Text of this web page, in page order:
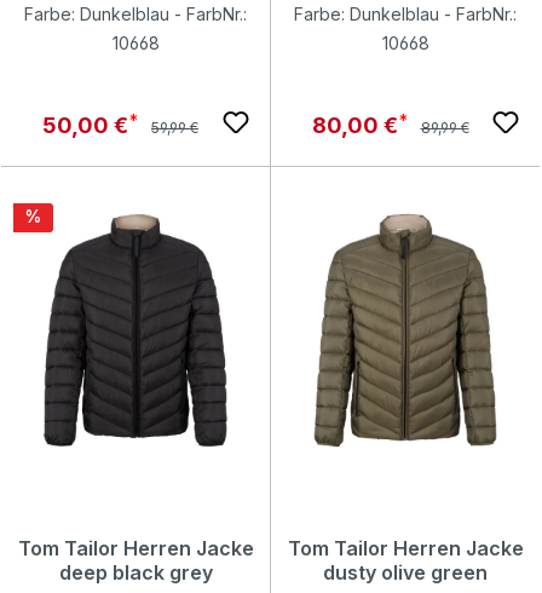
Farbe: Dunkelblau - FarbNr.:
10668
Verkaufspreis:
50,00 € Regulärer Preis:
59,99 €
Farbe: Dunkelblau - FarbNr.:
10668
Verkaufspreis:
80,00 € Regulärer Preis:
89,99 €
Rabatt
%
Tom Tailor Herren Jacke
deep black grey
Tom Tailor Herren Jacke
dusty olive green